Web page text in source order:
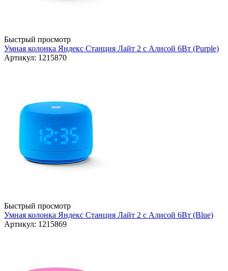
Быстрый просмотр
Умная колонка Яндекс Станция Лайт 2 с Алисой 6Вт (Purple)
Артикул: 1215870
Быстрый просмотр
Умная колонка Яндекс Станция Лайт 2 с Алисой 6Вт (Blue)
Артикул: 1215869